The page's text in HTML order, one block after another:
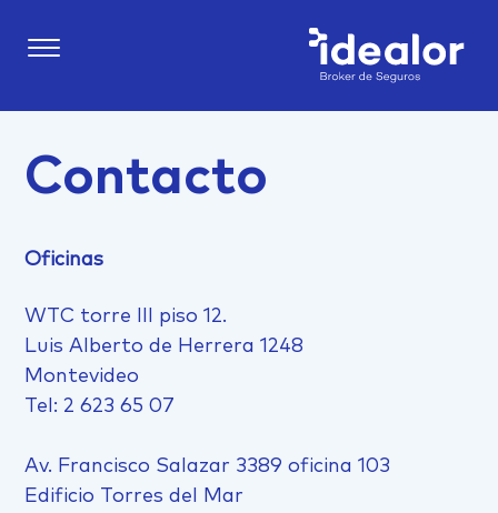
Contacto
Oficinas
WTC torre III piso 12.
Luis Alberto de Herrera 1248
Montevideo
Tel: 2 623 65 07
Av. Francisco Salazar 3389 oficina 103
Edificio Torres del Mar